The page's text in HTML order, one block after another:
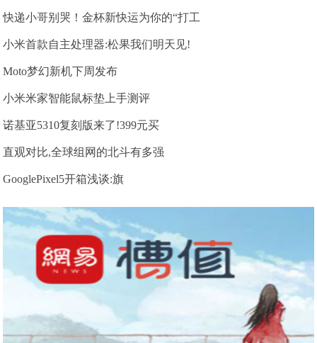
快递小哥别哭！金杯新快运为你的“打工
小米首款自主处理器:松果我们明天见!
Moto梦幻新机下周发布
小米米家智能鼠标垫上手测评
诺基亚5310复刻版来了!399元买
直观对比,全球组网的北斗有多强
GooglePixel5开箱浅谈:旗